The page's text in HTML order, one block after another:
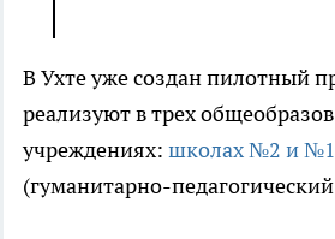
В Ухте уже создан пилотный
реализуют в трех
учреждениях: школах №2 и
(гуманитарно-